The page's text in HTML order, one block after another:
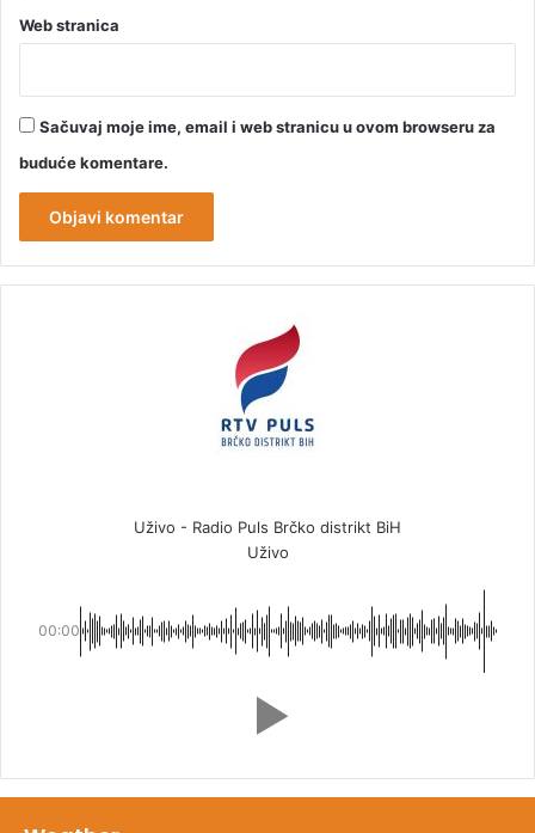
Web stranica
Sačuvaj moje ime, email i web stranicu u ovom browseru za
buduće komentare.
Uživo - Radio Puls Brčko distrikt BiH
Uživo
00:00